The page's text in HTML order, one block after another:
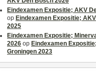
Eindexamen Expositie; AKV
op Eindexamen Expositie;
2025
Eindexamen Expositie;
2026 op Eindexamen
Groningen 2023